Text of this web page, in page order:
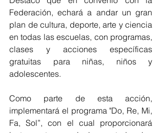
Federación, echará a andar un gran
plan de cultura, deporte, arte y ciencia
en todas las escuelas, con programas,
clases y acciones específicas
gratuitas para niñas, niños y
adolescentes.
Como parte de esta acción,
implementará el programa "Do, Re, Mi,
Fa, Sol”, con el cual proporcionará